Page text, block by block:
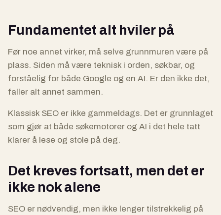
Fundamentet alt hviler på
Før noe annet virker, må selve grunnmuren være på
plass. Siden må være teknisk i orden, søkbar, og
forståelig for både Google og en AI. Er den ikke det,
faller alt annet sammen.
Klassisk SEO er ikke gammeldags. Det er grunnlaget
som gjør at både søkemotorer og AI i det hele tatt
klarer å lese og stole på deg.
Det kreves fortsatt, men det er
ikke nok alene
SEO er nødvendig, men ikke lenger tilstrekkelig på